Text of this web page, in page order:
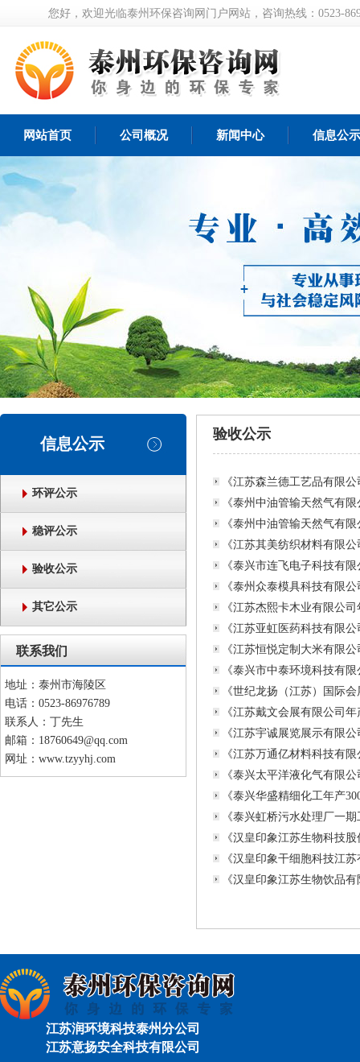
您好，欢迎光临泰州环保咨询网门户网站，咨询热线：0523-
网站首页 公司概况 新闻中心 信息公示
信息公示
环评公示
稳评公示
验收公示
其它公示
联系我们
地址：泰州市海陵区
电话：0523-86976789
联系人：丁先生
邮箱：18760649@qq.com
网址：www.tzyyhj.com
验收公示
《江苏森兰德工艺品有限
《泰州中油管输天然气有
《泰州中油管输天然气有
《江苏其美纺织材料有限
《泰兴市连飞电子科技有
《泰州众泰模具科技有限
《江苏杰熙卡木业有限公
《江苏亚虹医药科技有限
《江苏恒悦定制大米有限
《泰兴市中泰环境科技有
《世纪龙扬（江苏）国际
《江苏戴文会展有限公司
《江苏宇诚展览展示有限
《江苏万通亿材料科技有
《泰兴太平洋液化气有限
《泰兴华盛精细化工年产
《泰兴虹桥污水处理厂一
《汉皇印象江苏生物科技
《汉皇印象干细胞科技江
《汉皇印象江苏生物饮品
江苏润环境科技泰州分公司
江苏意扬安全科技有限公司